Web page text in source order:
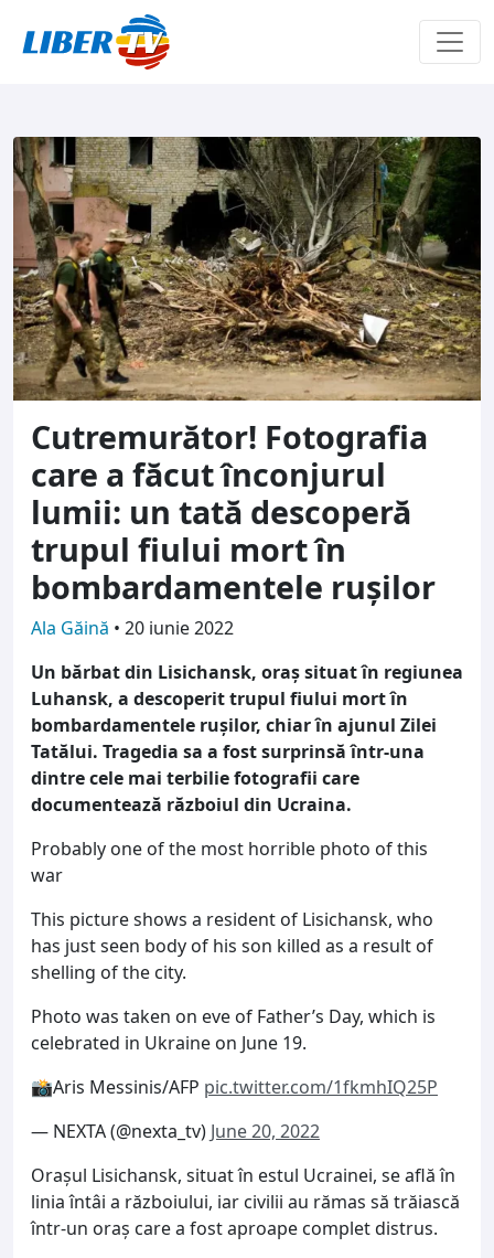
Cutremurător! Fotografia
care a făcut înconjurul
lumii: un tată descoperă
trupul fiului mort în
bombardamentele rușilor
Ala Găină • 20 iunie 2022
Un bărbat din Lisichansk, oraș situat în regiunea
Luhansk, a descoperit trupul fiului mort în
bombardamentele rușilor, chiar în ajunul Zilei
Tatălui. Tragedia sa a fost surprinsă într-una
dintre cele mai terbilie fotografii care
documentează războiul din Ucraina.
Probably one of the most horrible photo of this
war
This picture shows a resident of Lisichansk, who
has just seen body of his son killed as a result of
shelling of the city.
Photo was taken on eve of Father’s Day, which is
celebrated in Ukraine on June 19.
📸Aris Messinis/AFP pic.twitter.com/1fkmhIQ25P
— NEXTA (@nexta_tv) June 20, 2022
Orașul Lisichansk, situat în estul Ucrainei, se află în
linia întâi a războiului, iar civilii au rămas să trăiască
într-un oraș care a fost aproape complet distrus.